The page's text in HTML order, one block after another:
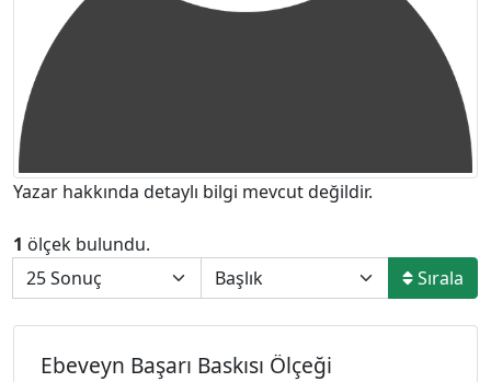
Yazar hakkında detaylı bilgi mevcut değildir.
1 ölçek bulundu.
Sırala
Ebeveyn Başarı Baskısı Ölçeği